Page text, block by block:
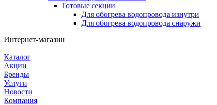
Готовые секции
Для обогрева водопровода изнутри
Для обогрева водопровода снаружи
Интернет-магазин
Каталог
Акции
Бренды
Услуги
Новости
Компания